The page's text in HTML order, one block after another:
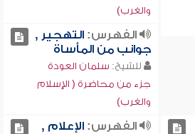
والغرب)
الفهرس:التهجير ,
جوانب من المأساة
للشيخ: سلمان العودة
جزء من محاضرة ( الإسلام
والغرب)
الفهرس:الإعلام ,